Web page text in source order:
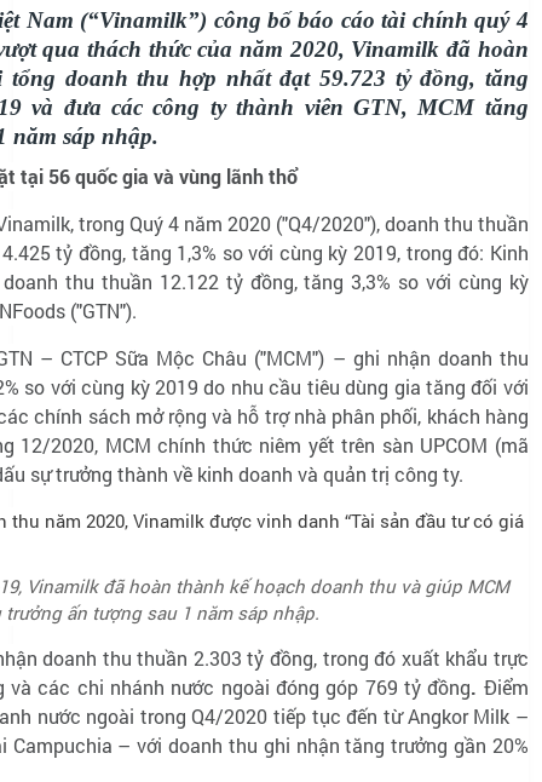
Nam (“Vinamilk”) công bố báo cáo tài chính quý 4
qua thách thức của năm 2020, Vinamilk đã hoàn
tổng doanh thu hợp nhất đạt 59.723 tỷ đồng, tăng
và đưa các công ty thành viên GTN, MCM tăng
năm sáp nhập.
tại 56 quốc gia và vùng lãnh thổ
trong Quý 4 năm 2020 ("Q4/2020"), doanh thu thuần
tỷ đồng, tăng 1,3% so với cùng kỳ 2019, trong đó: Kinh
thu thuần 12.122 tỷ đồng, tăng 3,3% so với cùng kỳ
("GTN").
– CTCP Sữa Mộc Châu ("MCM") – ghi nhận doanh thu
so với cùng kỳ 2019 do nhu cầu tiêu dùng gia tăng đối với
chính sách mở rộng và hỗ trợ nhà phân phối, khách hàng
12/2020, MCM chính thức niêm yết trên sàn UPCOM (mã
sự trưởng thành về kinh doanh và quản trị công ty.
Vinamilk đã hoàn thành kế hoạch doanh thu và giúp MCM
trưởng ấn tượng sau 1 năm sáp nhập.
doanh thu thuần 2.303 tỷ đồng, trong đó xuất khẩu trực
và các chi nhánh nước ngoài đóng góp 769 tỷ đồng. Điểm
nước ngoài trong Q4/2020 tiếp tục đến từ Angkor Milk –
– với doanh thu ghi nhận tăng trưởng gần 20%